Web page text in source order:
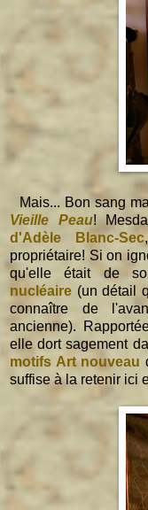
Mais... Bon sang
Vieille Peau!
d'Adèle Blanc-Sec
propriétaire! Si on
qu'elle était de
nucléaire (un détail
connaître de
ancienne).
elle dort sagement
motifs Art nouveau
suffise à la retenir ici